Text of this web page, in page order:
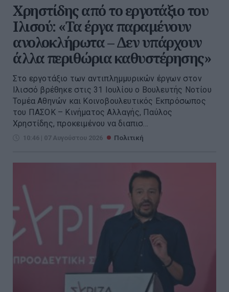
Χρηστίδης από το εργοτάξιο του
Ιλισού: «Τα έργα παραμένουν
ανολοκλήρωτα – Δεν υπάρχουν
άλλα περιθώρια καθυστέρησης»
Στο εργοτάξιο των αντιπλημμυρικών έργων στον
Ιλισσό βρέθηκε στις 31 Ιουλίου ο Βουλευτής Νοτίου
Τομέα Αθηνών και Κοινοβουλευτικός Εκπρόσωπος
του ΠΑΣΟΚ – Κινήματος Αλλαγής, Παύλος
Χρηστίδης, προκειμένου να διαπισ...
10:46 | 07 Αυγούστου 2026 Πολιτική